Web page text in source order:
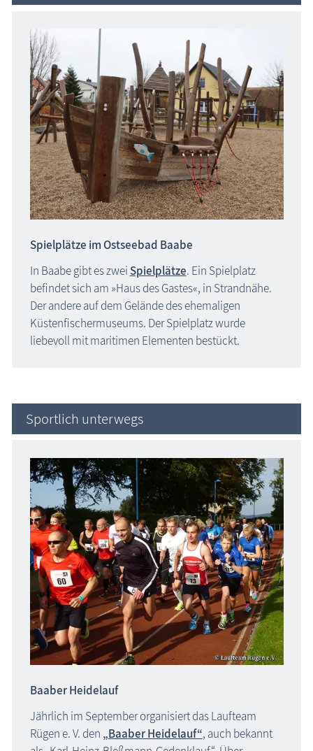
Spielplätze im Ostseebad Baabe
In Baabe gibt es zwei Spielplätze. Ein Spielplatz
befindet sich am »Haus des Gastes«, in Strandnähe.
Der andere auf dem Gelände des ehemaligen
Küstenfischermuseums. Der Spielplatz wurde
liebevoll mit maritimen Elementen bestückt.
Sportlich unterwegs
Baaber Heidelauf
Jährlich im September organisiert das Laufteam
Rügen e. V. den „Baaber Heidelauf“, auch bekannt